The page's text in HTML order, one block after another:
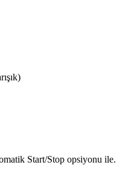
Start/Stop opsiyonu ile.